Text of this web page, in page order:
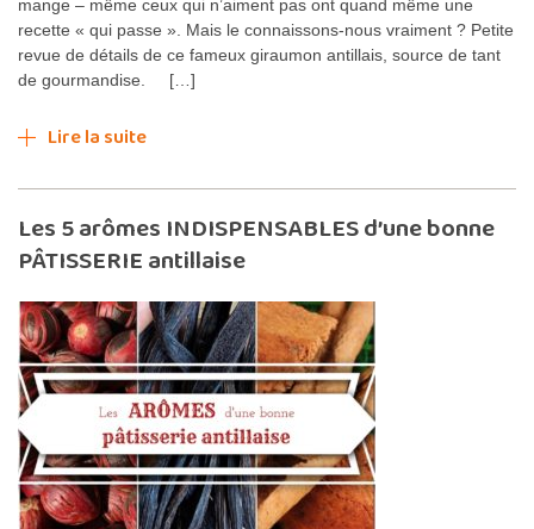
mange – même ceux qui n’aiment pas ont quand même une
recette « qui passe ». Mais le connaissons-nous vraiment ? Petite
revue de détails de ce fameux giraumon antillais, source de tant
de gourmandise. […]
Lire la suite
Les 5 arômes INDISPENSABLES d’une bonne
PÂTISSERIE antillaise